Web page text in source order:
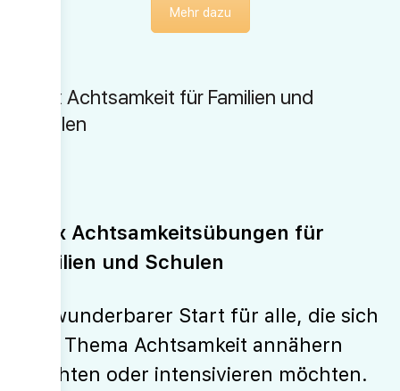
Mehr dazu
365x Achtsamkeit für Familien und
Schulen
365x Achtsamkeitsübungen für
Familien und Schulen
Ein wunderbarer Start für alle, die sich
dem Thema Achtsamkeit annähern
möchten oder intensivieren möchten.